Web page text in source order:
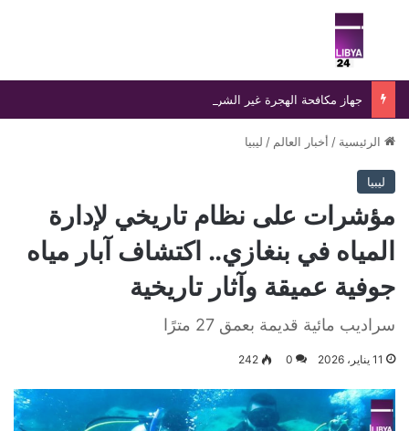
بحث عن
الرئيسية / أخبار العالم / ليبيا
ليبيا
مؤشرات على نظام تاريخي لإدارة
المياه في بنغازي.. اكتشاف آبار مياه
جوفية عميقة وآثار تاريخية
سراديب مائية قديمة بعمق 27 مترًا
11 يناير، 2026 0
242